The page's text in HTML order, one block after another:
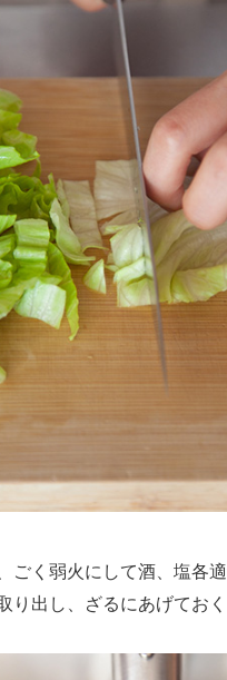
く弱火にして酒、塩各
出し、ざるにあげておく